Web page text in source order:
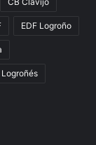
EDF Logroño
Logroñés